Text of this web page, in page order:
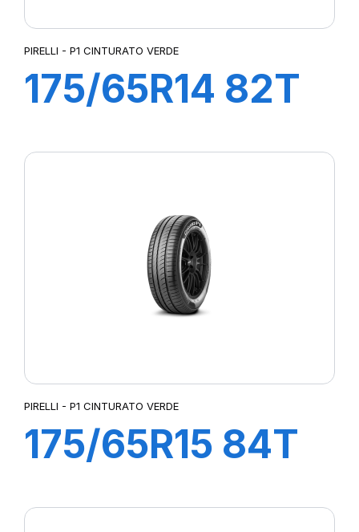
PIRELLI - P1 CINTURATO VERDE
175/65R14 82T
PIRELLI - P1 CINTURATO VERDE
175/65R15 84T